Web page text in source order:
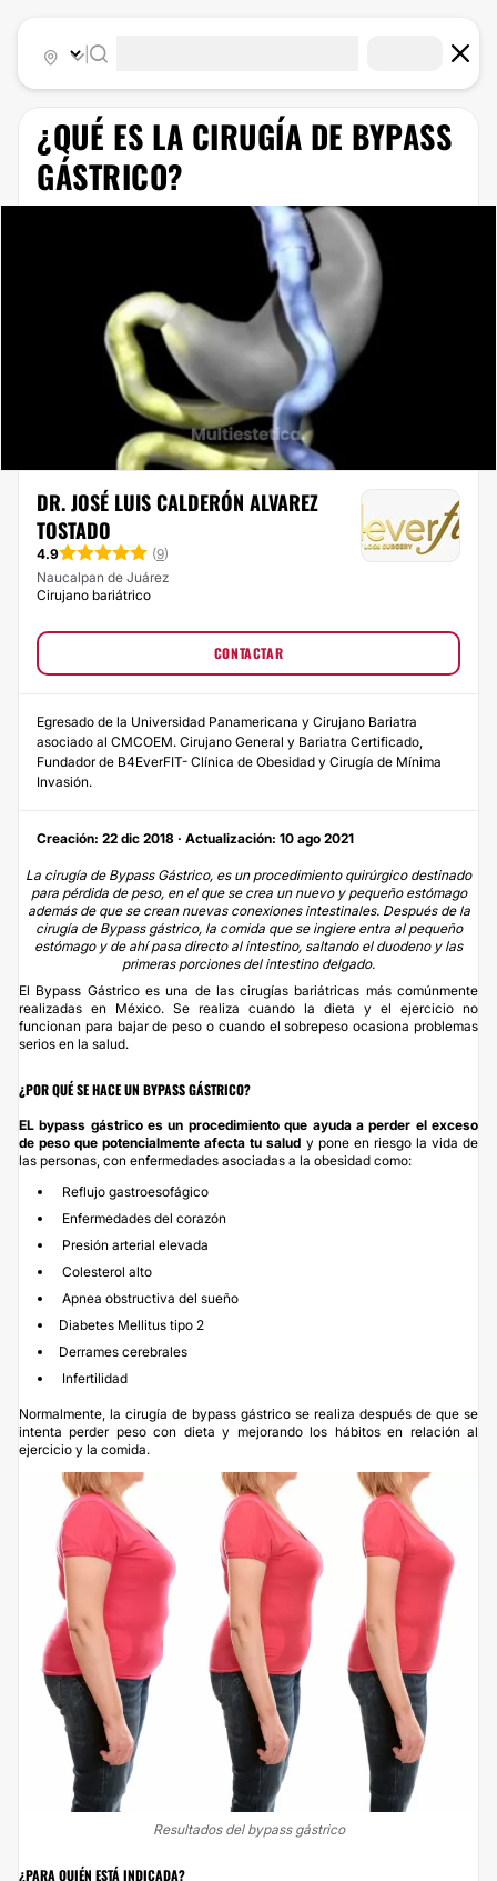
¿QUÉ ES LA CIRUGÍA DE BYPASS
GÁSTRICO?
DR. JOSÉ LUIS CALDERÓN ALVAREZ
TOSTADO
4.9 (9)
Naucalpan de Juárez
Cirujano bariátrico
CONTACTAR
Egresado de la Universidad Panamericana y Cirujano Bariatra
asociado al CMCOEM. Cirujano General y Bariatra Certificado,
Fundador de B4EverFIT- Clínica de Obesidad y Cirugía de Mínima
Invasión.
Creación: 22 dic 2018 · Actualización: 10 ago 2021
La cirugía de Bypass Gástrico, es un procedimiento quirúrgico destinado
para pérdida de peso, en el que se crea un nuevo y pequeño estómago
además de que se crean nuevas conexiones intestinales. Después de la
cirugía de Bypass gástrico, la comida que se ingiere entra al pequeño
estómago y de ahí pasa directo al intestino, saltando el duodeno y las
primeras porciones del intestino delgado.
El Bypass Gástricoes una de las cirugías bariátricas más comúnmente
realizadas en México. Se realiza cuando la dieta y el ejercicio no
funcionan para bajar de peso o cuando el sobrepeso ocasiona problemas
serios en la salud.
¿POR QUÉ SE HACE UN BYPASS GÁSTRICO?
EL bypass gástrico es un procedimiento que ayuda a perder el exceso
de peso que potencialmente afecta tu salud y pone en riesgo la vida de
las personas, con enfermedades asociadas a la obesidad como:
Reflujo gastroesofágico
Enfermedades del corazón
Presión arterial elevada
Colesterol alto
Apnea obstructiva del sueño
Diabetes Mellitus tipo 2
Derrames cerebrales
Infertilidad
Normalmente, la cirugía de bypass gástrico se realiza después de que se
intenta perder peso con dieta y mejorando los hábitos en relación al
ejercicio y la comida.
Resultados del bypass gástrico
¿PARA QUIÉN ESTÁ INDICADA?